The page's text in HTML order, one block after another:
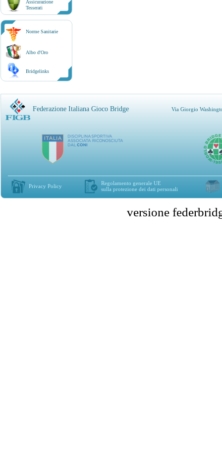
Assicurazione
Tesserati
Norme Sanitarie
Albo d'Oro
Bridgelinks
Federazione Italiana Gioco Bridge Via Giorgio
Privacy Policy
Regolamento generale UE
sulla protezione dei dati personali
versione